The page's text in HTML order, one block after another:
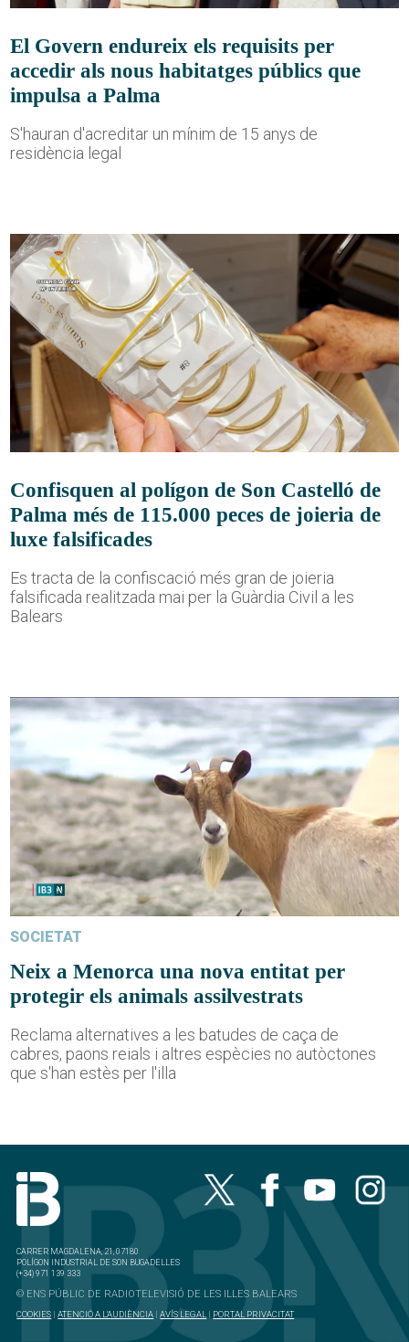
El Govern endureix els requisits per
accedir als nous habitatges públics que
impulsa a Palma
S'hauran d'acreditar un mínim de 15 anys de
residència legal
Confisquen al polígon de Son Castelló de
Palma més de 115.000 peces de joieria de
luxe falsificades
Es tracta de la confiscació més gran de joieria
falsificada realitzada mai per la Guàrdia Civil a les
Balears
SOCIETAT
Neix a Menorca una nova entitat per
protegir els animals assilvestrats
Reclama alternatives a les batudes de caça de
cabres, paons reials i altres espècies no autòctones
que s'han estès per l'illa
CARRER MAGDALENA, 21, 07180
POLÍGON INDUSTRIAL DE SON BUGADELLES
(+34) 971 139 333
© ENS PÚBLIC DE RADIOTELEVISIÓ DE LES ILLES BALEARS
COOKIES |ATENCIÓ A L'AUDIÈNCIA |AVÍS LEGAL | PORTAL PRIVACITAT